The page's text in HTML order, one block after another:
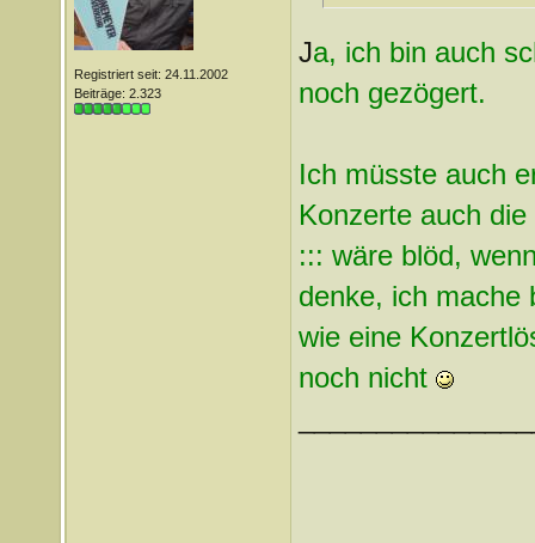
Registriert seit: 24.11.2002
Beiträge: 2.323
Ja, ich bin auch
noch gezögert.
Ich müsste auch
Konzerte auch
::: wäre blöd,
denke, ich mache
wie eine
noch nicht